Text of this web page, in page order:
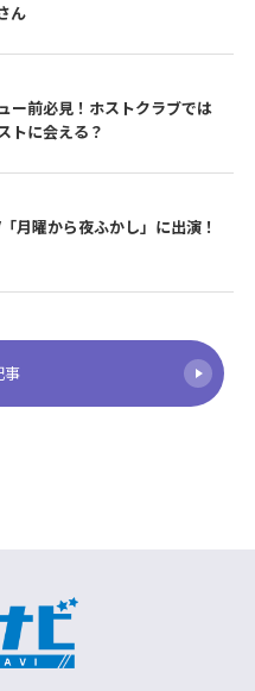
ん
ー前必見！ホストクラブでは
トに会える？
月曜から夜ふかし」に出演！
事